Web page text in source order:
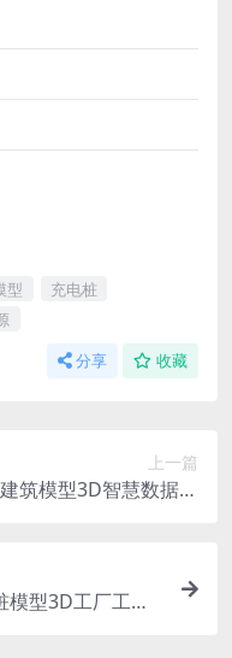
型
充电桩
分享 收藏
上一篇
筑模型3D智慧数据蓝
型3D工厂工业